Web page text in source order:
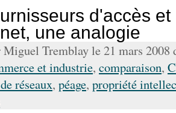
d'accès
une analogie
Miguel Tremblay le 21 mars 2008
et industrie, comparaison,
réseaux, péage, propriété